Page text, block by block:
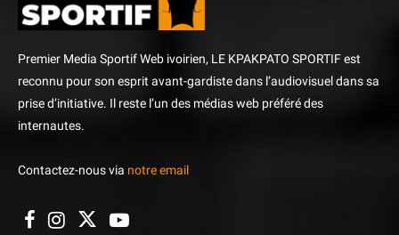
Premier Media Sportif Web ivoirien, LE KPAKPATO SPORTIF est
reconnu pour son esprit avant-gardiste dans l’audiovisuel dans sa
prise d’initiative. Il reste l’un des médias web préféré des
internautes.
Contactez-nous via notre email